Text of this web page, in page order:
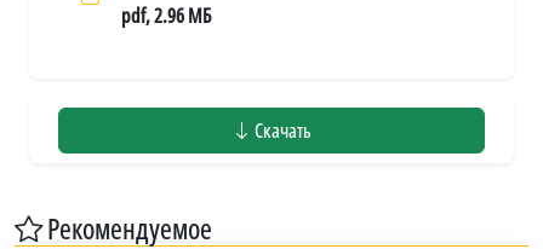
pdf, 2.96 МБ
Скачать
Рекомендуемое